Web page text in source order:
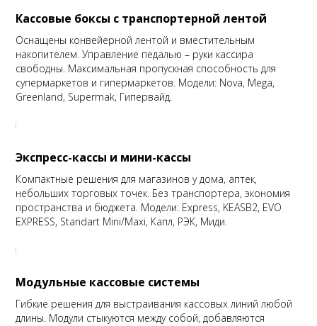
Кассовые боксы с транспортерной лентой
Оснащены конвейерной лентой и вместительным
накопителем. Управление педалью – руки кассира
свободны. Максимальная пропускная способность для
супермаркетов и гипермаркетов. Модели: Nova, Mega,
Greenland, Supermak, Гипервайд.
Экспресс-кассы и мини-кассы
Компактные решения для магазинов у дома, аптек,
небольших торговых точек. Без транспортера, экономия
пространства и бюджета. Модели: Express, KEASB2, EVO
EXPRESS, Standart Mini/Maxi, Капл, РЭК, Миди.
Модульные кассовые системы
Гибкие решения для выстраивания кассовых линий любой
длины. Модули стыкуются между собой, добавляются